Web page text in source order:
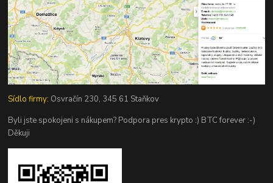
Sídlo firmy: Osvračín 230, 345 61 Staňkov
Byli jste spokojeni s nákupem? Podpora pres krypto :) BTC forever :-)
Děkuji